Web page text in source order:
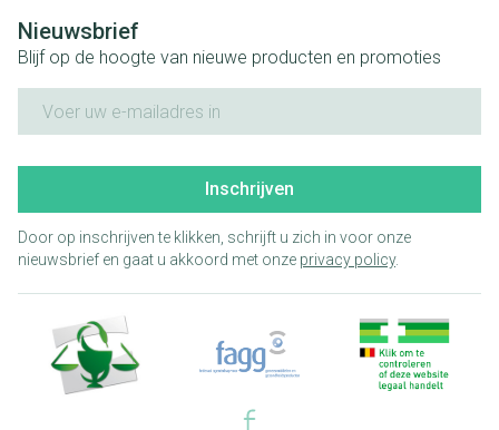
Nieuwsbrief
Blijf op de hoogte van nieuwe producten en promoties
Inschrijven
Door op inschrijven te klikken, schrijft u zich in voor onze
nieuwsbrief en gaat u akkoord met onze privacy policy.